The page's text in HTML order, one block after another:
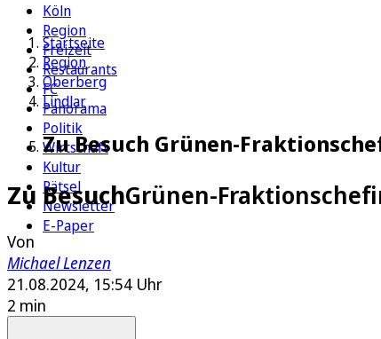
Köln
Region
Freizeit
Restaurants
FC
Panorama
Politik
Wirtschaft
Kultur
Rätsel
Newsletter
E-Paper
Startseite
Region
Oberberg
Lindlar
Zu Besuch Grünen-
Zu BesuchGrünen-
Von
Michael Lenzen
21.08.2024, 15:54 Uhr
2 min